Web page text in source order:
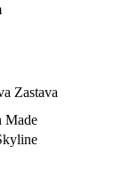
Zastava
Made